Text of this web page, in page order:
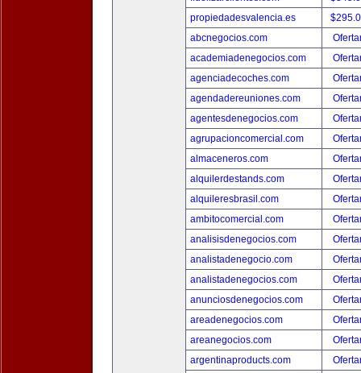
propiedadesvalencia.es
abcnegocios.com
academiadenegocios.com
agenciadecoches.com
agendadereuniones.com
agentesdenegocios.com
agrupacioncomercial.com
almaceneros.com
alquilerdestands.com
alquileresbrasil.com
ambitocomercial.com
analisisdenegocios.com
analistadenegocio.com
analistadenegocios.com
anunciosdenegocios.com
areadenegocios.com
areanegocios.com
argentinaproducts.com